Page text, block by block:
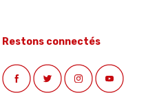
Restons connectés